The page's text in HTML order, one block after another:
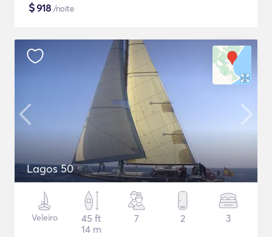
$918 /noite
Lagos 50
Veleiro
45 ft
14 m
7 2 3